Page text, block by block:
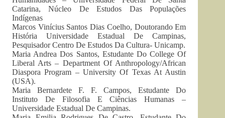
Catarina, Núcleo De Estudos Das Populações
Indígenas
Marcos Vinícius Santos Dias Coelho, Doutorando Em
História Universidade Estadual De Campinas,
Pesquisador Centro De Estudos Da Cultura- Unicamp.
Maria Andrea Dos Santos, Estudante Do College Of
Liberal Arts – Department Of Anthropology/African
Diaspora Program – University Of Texas At Austin
(USA).
Maria Bernardete F. F. Campos, Estudante Do
Instituto De Filosofia E Ciências Humanas –
Universidade Estadual De Campinas.